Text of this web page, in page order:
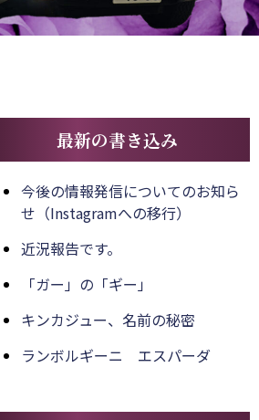
最新の書き込み
今後の情報発信についてのお知ら
せ（Instagramへの移行）
近況報告です。
「ガー」の「ギー」
キンカジュー、名前の秘密
ランボルギーニ エスパーダ